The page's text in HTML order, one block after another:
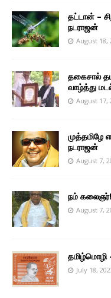
தட்டான் –
நடராஜன்
August 18,
தகைசால்
வாழ்த்து
August 17,
முத்தமிழே
நடராஜன்
August 7,
நம் கலைஞர்!
August 7,
தமிழ்மொழி
July 18,